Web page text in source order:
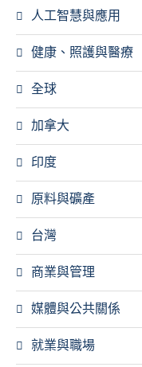
人工智慧與應用
健康、照護與醫療
全球
加拿大
印度
原料與礦產
台灣
商業與管理
媒體與公共關係
就業與職場